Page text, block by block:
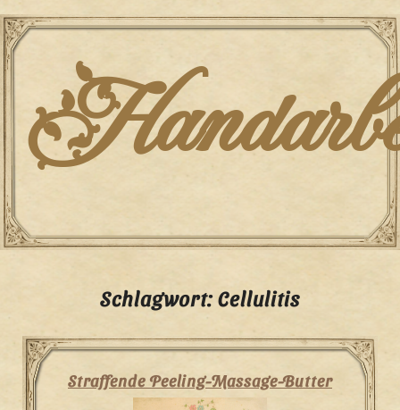
Skip
to
content
Schlagwort:Cellulitis
Straffende Peeling-Massage-Butter